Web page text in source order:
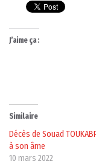
J’aime ça :
Similaire
Décès de Souad
à son âme
10 mars 2022